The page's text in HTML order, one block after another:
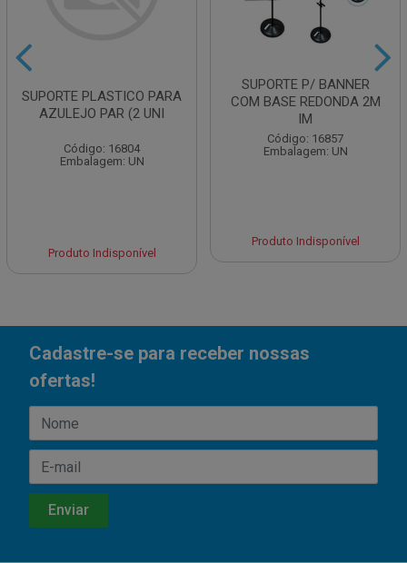
SUPORTE PLASTICO PARA
AZULEJO PAR (2 UNI
Código: 16804
Embalagem: UN
Produto Indisponível
SUPORTE P/ BANNER
COM BASE REDONDA 2M
IM
Código: 16857
Embalagem: UN
Produto Indisponível
Cadastre-se para receber nossas
ofertas!